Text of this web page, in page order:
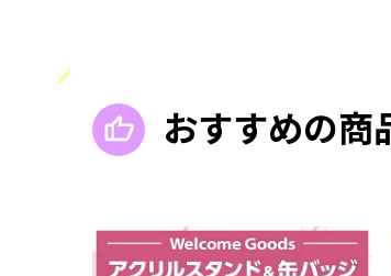
おすすめの商